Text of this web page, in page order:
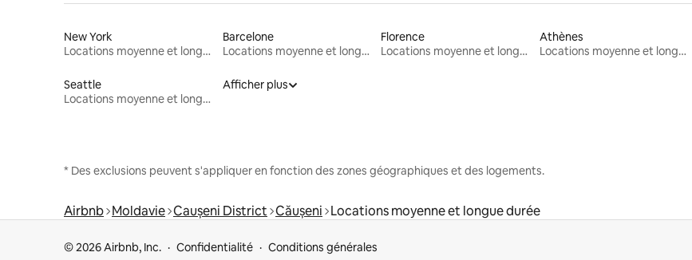
New York
Locations moyenne et longue durée
Barcelone
Locations moyenne et longue durée
Florence
Locations moyenne et longue durée
Athènes
Locations moyenne et longue durée
Seattle
Locations moyenne et longue durée
Afficher plus
* Des exclusions peuvent s'appliquer en fonction des zones géographiques et des logements.
Airbnb Moldavie Caușeni District Căușeni Locations moyenne et longue durée
© 2026 Airbnb, Inc. Confidentialité Conditions générales